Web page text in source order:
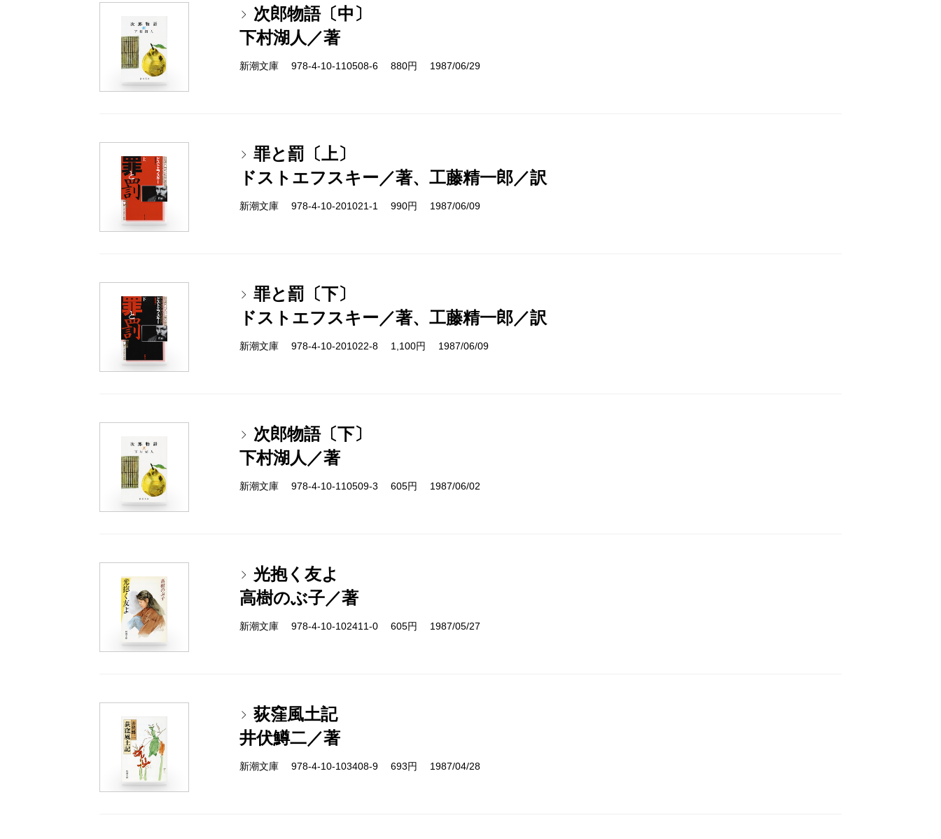
次郎物語〔中〕
下村湖人／著
新潮文庫 978-4-10-110508-6 880円 1987/06/29
罪と罰〔上〕
ドストエフスキー／著、工藤精一郎／訳
新潮文庫 978-4-10-201021-1 990円 1987/06/09
罪と罰〔下〕
ドストエフスキー／著、工藤精一郎／訳
新潮文庫 978-4-10-201022-8 1,100円 1987/06/09
次郎物語〔下〕
下村湖人／著
新潮文庫 978-4-10-110509-3 605円 1987/06/02
光抱く友よ
高樹のぶ子／著
新潮文庫 978-4-10-102411-0 605円 1987/05/27
荻窪風土記
井伏鱒二／著
新潮文庫 978-4-10-103408-9 693円 1987/04/28